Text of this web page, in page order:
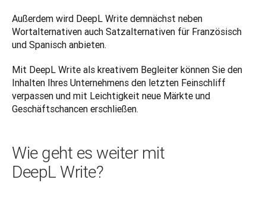
Außerdem wird DeepL Write demnächst neben
Wortalternativen auch Satzalternativen für Französisch
und Spanisch anbieten.
Mit DeepL Write als kreativem Begleiter können Sie den
Inhalten Ihres Unternehmens den letzten Feinschliff
verpassen und mit Leichtigkeit neue Märkte und
Geschäftschancen erschließen.
Wie geht es weiter mit
DeepL Write?